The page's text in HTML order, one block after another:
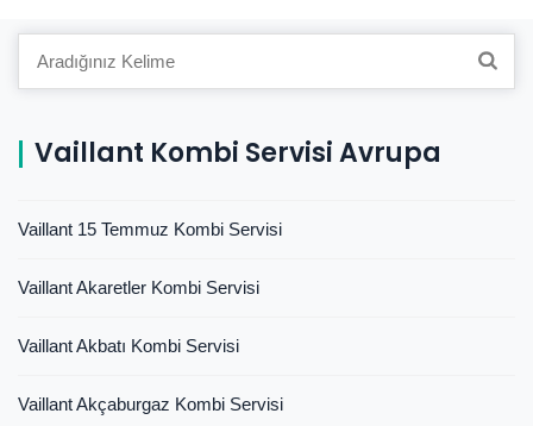
Vaillant Kombi Servisi Avrupa
Vaillant 15 Temmuz Kombi Servisi
Vaillant Akaretler Kombi Servisi
Vaillant Akbatı Kombi Servisi
Vaillant Akçaburgaz Kombi Servisi